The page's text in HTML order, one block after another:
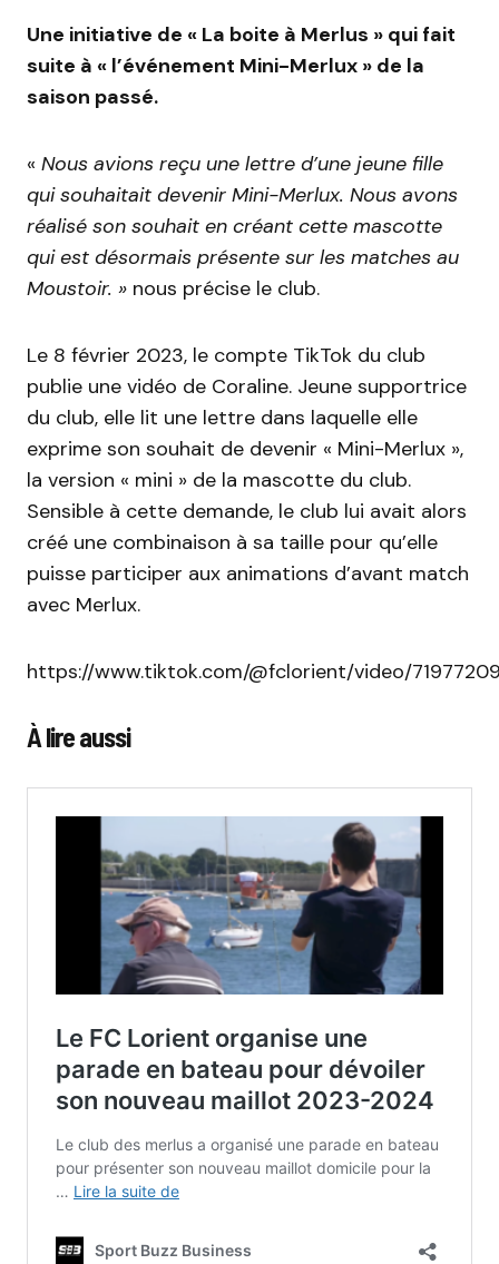
Une initiative de « La boite à Merlus » qui fait
suite à « l’événement Mini-Merlux » de la
saison passé.
« Nous avions reçu une lettre d’une jeune fille
qui souhaitait devenir Mini-Merlux. Nous avons
réalisé son souhait en créant cette mascotte
qui est désormais présente sur les matches au
Moustoir. » nous précise le club.
Le 8 février 2023, le compte TikTok du club
publie une vidéo de Coraline. Jeune supportrice
du club, elle lit une lettre dans laquelle elle
exprime son souhait de devenir « Mini-Merlux »,
la version « mini » de la mascotte du club.
Sensible à cette demande, le club lui avait alors
créé une combinaison à sa taille pour qu’elle
puisse participer aux animations d’avant match
avec Merlux.
https://www.tiktok.com/@fclorient/video/
À lire aussi